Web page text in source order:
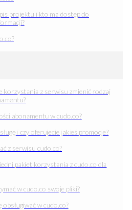
projektu i kto ma dostęp do
korzystania z serwisu zmienić rodzaj
abonamentu w cudo.co?
i czy oferujecie jakieś promocje?
z serwisu cudo.co?
pakiet korzystania z cudo.co dla
w cudo.co swoje pliki?
w cudo.co?